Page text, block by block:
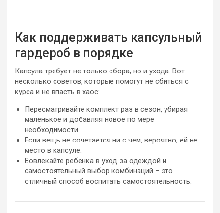
Как поддерживать капсульный
гардероб в порядке
Капсула требует не только сбора, но и ухода. Вот
несколько советов, которые помогут не сбиться с
курса и не впасть в хаос:
Пересматривайте комплект раз в сезон, убирая
маленькое и добавляя новое по мере
необходимости.
Если вещь не сочетается ни с чем, вероятно, ей не
место в капсуле.
Вовлекайте ребенка в уход за одеждой и
самостоятельный выбор комбинаций – это
отличный способ воспитать самостоятельность.